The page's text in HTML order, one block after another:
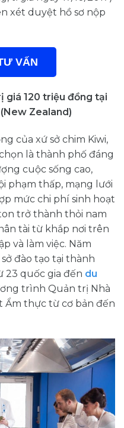
xét duyệt hồ sơ nộp
VẤN
giá 120 triệu đồng tại
Zealand)
của xứ sở chim Kiwi,
là thành phố đáng
cuộc sống cao,
phạm thấp, mạng lưới
mức chi phí sinh hoạt
trở thành thỏi nam
tài từ khắp nơi trên
và làm việc. Năm
đào tạo tại thành
23 quốc gia đến du
trình Quản trị Nhà
Ẩm thực từ cơ bản đến